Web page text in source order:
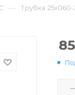
— Трубка